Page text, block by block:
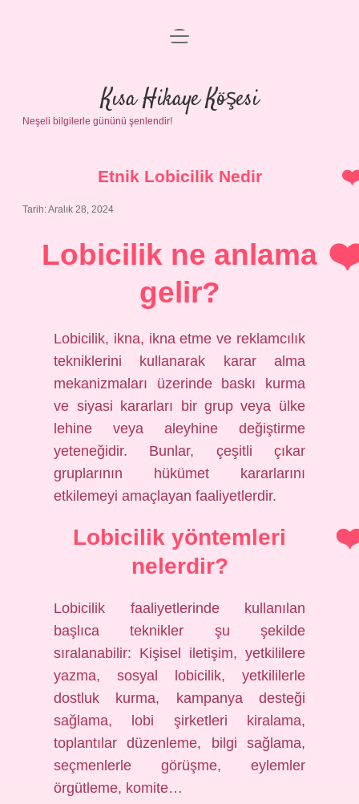
Anasayfa
Gizlilik Politikası
Yasal Uyarı
menüyü
Kısa Hikaye Köşesi
Neşeli bilgilerle gününü şenlendir!
Etnik Lobicilik Nedir
Tarih: Aralık 28, 2024
Lobicilik ne anlama
gelir?
Lobicilik, ikna, ikna etme ve reklamcılık
tekniklerini kullanarak karar alma
mekanizmaları üzerinde baskı kurma
ve siyasi kararları bir grup veya ülke
lehine veya aleyhine değiştirme
yeteneğidir. Bunlar, çeşitli çıkar
gruplarının hükümet kararlarını
etkilemeyi amaçlayan faaliyetlerdir.
Lobicilik yöntemleri
nelerdir?
Lobicilik faaliyetlerinde kullanılan
başlıca teknikler şu şekilde
sıralanabilir: Kişisel iletişim, yetkililere
yazma, sosyal lobicilik, yetkililerle
dostluk kurma, kampanya desteği
sağlama, lobi şirketleri kiralama,
toplantılar düzenleme, bilgi sağlama,
seçmenlerle görüşme, eylemler
örgütleme, komite…